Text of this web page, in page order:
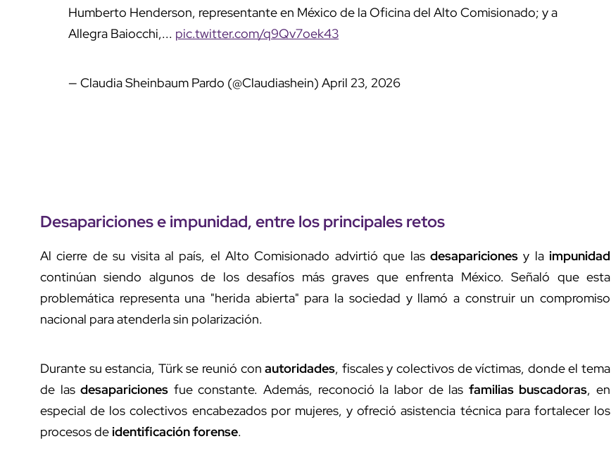
Humberto Henderson, representante en México de la Oficina del Alto Comisionado; y a
Allegra Baiocchi,... pic.twitter.com/q9Qv7oek43
— Claudia Sheinbaum Pardo (@Claudiashein) April 23, 2026
Desaparicioneseimpunidad, entre los principales retos
Al cierre de su visita al país, el Alto Comisionado advirtió que las desaparicionesy la impunidad
continúan siendo algunos de los desafíos más graves que enfrenta México. Señaló que esta
problemática representa una "herida abierta" para la sociedad y llamó a construir un compromiso
nacional para atenderla sin polarización.
Durante su estancia, Türk se reunió conautoridades, fiscales y colectivos de víctimas, donde el tema
de lasdesapariciones fue constante. Además, reconoció la labor de las familias buscadoras, en
especial de los colectivos encabezados por mujeres, y ofreció asistencia técnica para fortalecer los
procesos deidentificación forense.